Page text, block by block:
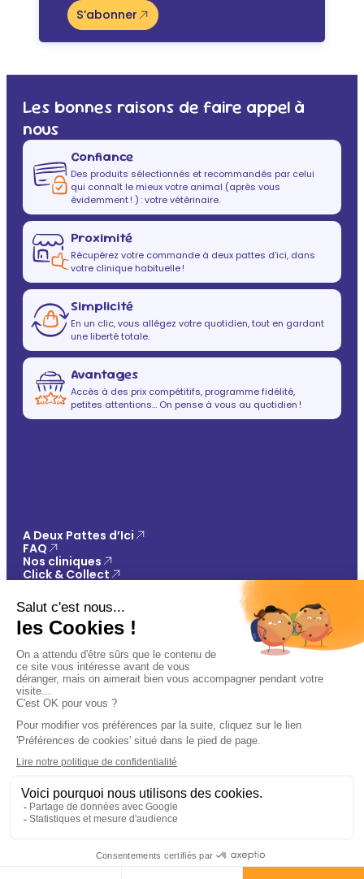
S’abonner
Les bonnes raisons de faire appel à
nous
Confiance
Des produits sélectionnés et recommandés par celui
qui connaît le mieux votre animal (après vous
évidemment ! ) : votre vétérinaire.
Proximité
Récupérez votre commande à deux pattes d’ici, dans
votre clinique habituelle !
Simplicité
En un clic, vous allégez votre quotidien, tout en gardant
une liberté totale.
Avantages
Accès à des prix compétitifs, programme fidélité,
petites attentions… On pense à vous au quotidien !
A Deux Pattes d’Ici
FAQ
Nos cliniques
Click & Collect
Vos avantages
Conseils
Paiement 100% sécurisé
Politique de confidentialité
Conditions générales de vente
Gestions des cookies
Plan du site